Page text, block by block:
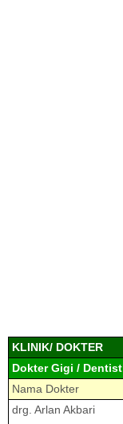
KLINIK/ DOKTER
Dokter Gigi / Dentist
Nama Dokter
drg. Arlan Akbari